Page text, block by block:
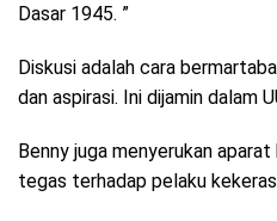
Dasar 1945. ”
Diskusi adalah cara
dan aspirasi. Ini dijamin dalam
Benny juga menyerukan
tegas terhadap pelaku